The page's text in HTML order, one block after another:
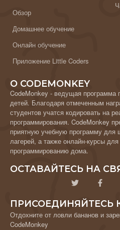
Обзор
Домашнее обучение
Онлайн обучение
Приложение Little Coders
О CODEMONKEY
CodeMonkey - ведущая программа
детей. Благодаря отмеченным
студентов учатся кодировать на
программирования. CodeMonkey
приятную учебную программу для
лагерей, а также онлайн-курсы
программированию дома.
ОСТАВАЙТЕСЬ НА
ПРИСОЕДИНЯЙТЕСЬ К
Отдохните от ловли бананов и
CodeMonkey